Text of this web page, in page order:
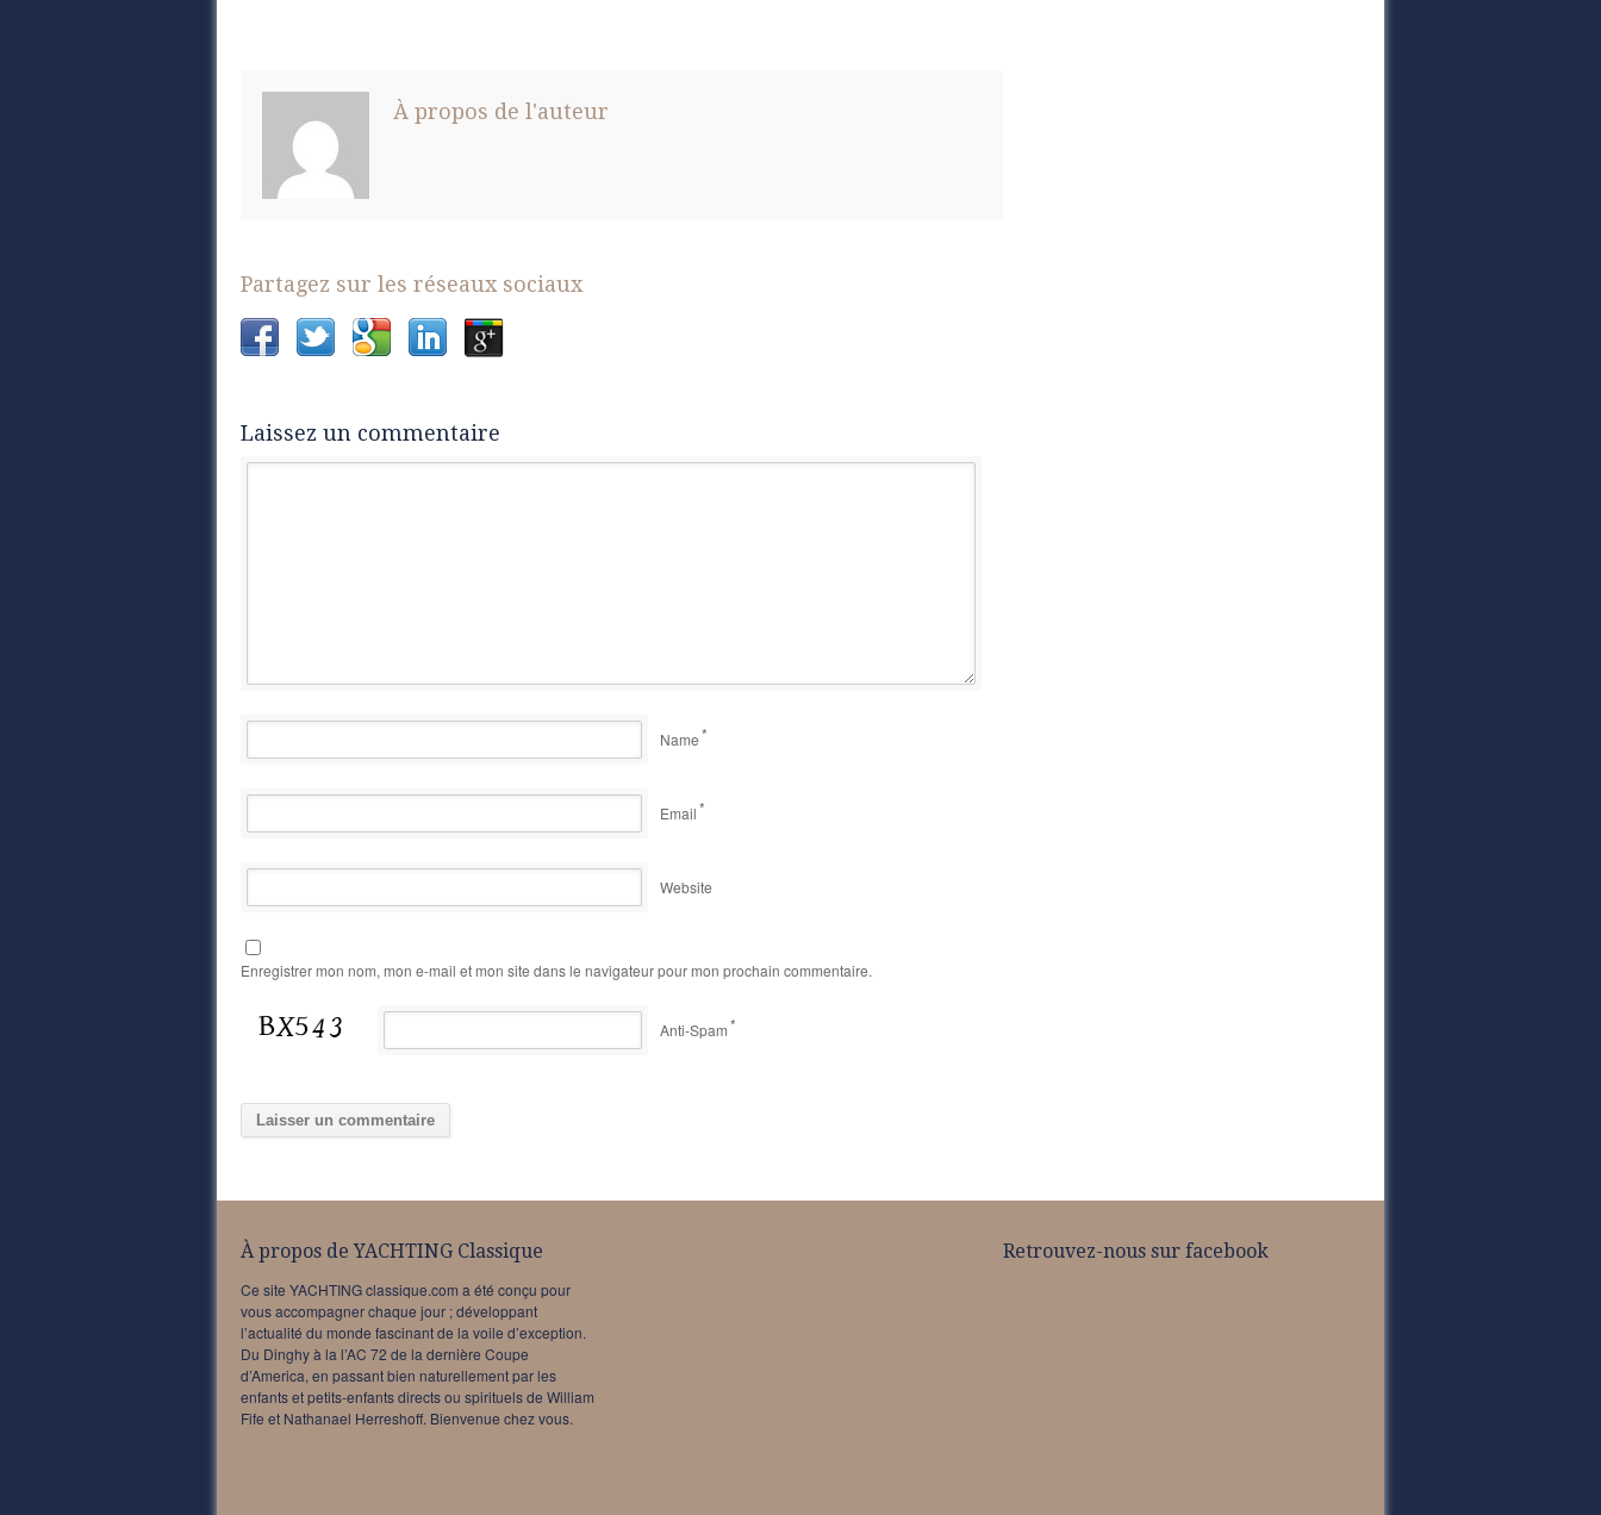
À propos de l'auteur
Partagez sur les réseaux sociaux
Laissez un commentaire
Name*
Email*
Website
Enregistrer mon nom, mon e-mail et mon site dans le navigateur pour mon prochain commentaire.
Anti-Spam*
À propos de YACHTING Classique
Ce site YACHTING classique.com a été conçu pour
vous accompagner chaque jour ; développant
l’actualité du monde fascinant de la voile d’exception.
Du Dinghy à la l’AC 72 de la dernière Coupe
d’America, en passant bien naturellement par les
enfants et petits-enfants directs ou spirituels de William
Fife et Nathanael Herreshoff. Bienvenue chez vous.
Retrouvez-nous sur facebook